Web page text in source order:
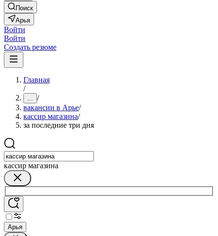
Поиск
Арья
Войти
Войти
Создать резюме
Главная
/
... /
вакансии в Арье/
кассир магазина/
за последние три дня
кассир магазина
Арья